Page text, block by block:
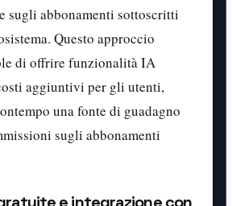
sugli abbonamenti sottoscritti
Questo approccio
di offrire funzionalità IA
aggiuntivi per gli utenti,
una fonte di guadagno
sugli abbonamenti